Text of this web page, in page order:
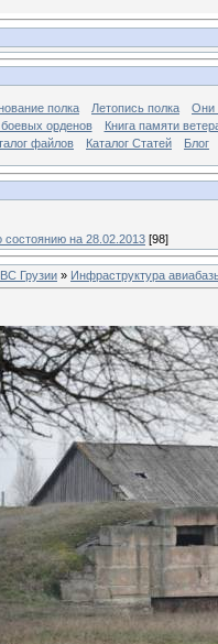
полка Летопись полка
Они
орденов
Книга памяти
файлов Каталог Cтатей Блог
на 28.02.2013 [98]
Грузии » Инфраструктура